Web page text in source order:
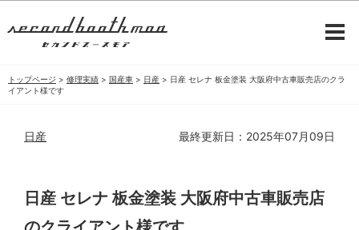
トップページ > 修理実績 > 国産車 > 日産 > 日産 セレナ 板金塗装 大阪府中古車販売店のクラ
イアント様です
日産 最終更新日：2025年07月09日
日産 セレナ 板金塗装 大阪府中古車販売店